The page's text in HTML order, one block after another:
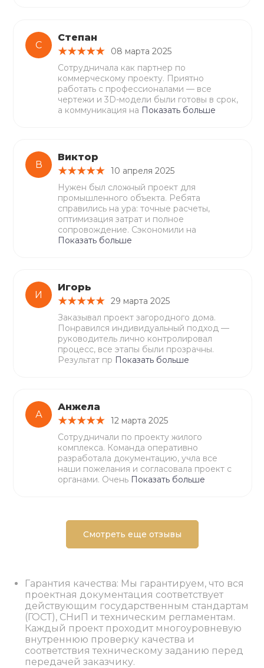
С
Степан
08 марта 2025
Сотрудничала как партнер по
коммерческому проекту. Приятно
работать с профессионалами — все
чертежи и 3D-модели были готовы в срок,
а коммуникация на Показать больше
В
Виктор
10 апреля 2025
Нужен был сложный проект для
промышленного объекта. Ребята
справились на ура: точные расчеты,
оптимизация затрат и полное
сопровождение. Сэкономили на
Показать больше
И
Игорь
29 марта 2025
Заказывал проект загородного дома.
Понравился индивидуальный подход —
руководитель лично контролировал
процесс, все этапы были прозрачны.
Результат пр Показать больше
А
Анжела
12 марта 2025
Сотрудничали по проекту жилого
комплекса. Команда оперативно
разработала документацию, учла все
наши пожелания и согласовала проект с
органами. Очень Показать больше
Смотреть еще отзывы
Гарантия качества: Мы гарантируем, что вся
проектная документация соответствует
действующим государственным стандартам
(ГОСТ), СНиП и техническим регламентам.
Каждый проект проходит многоуровневую
внутреннюю проверку качества и
соответствия техническому заданию перед
передачей заказчику.